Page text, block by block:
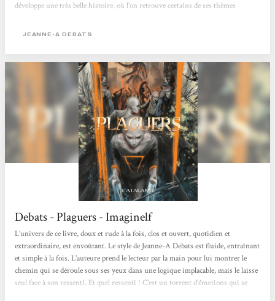
développe une très belle histoire, où l’on retrouve certains de ses thèmes
l’inconnu, l’aveuglement, la manipulation des sentiments. Jeanne-A Debats...
JEANNE-A DEBATS
Debats - Plaguers - Imaginelf
L’univers de ce livre, doux et rude à la fois, clos et ouvert, quotidien et
extraordinaire, est envoûtant. Le style de Jeanne-A Debats est fluide, entraînant
et simple à la fois. L’auteure prend le lecteur par la main pour lui montrer le
chemin qui se déroule sous ses yeux dans une logique implacable, mais le laisse
seul face à son ressenti. Et quel ressenti ! C’est un torrent d’émotions qui se